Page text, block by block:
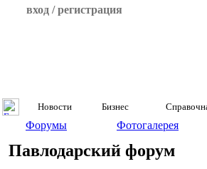
вход / регистрация
Новости Бизнес
Форумы
Фотогалерея
Павлодарский форум